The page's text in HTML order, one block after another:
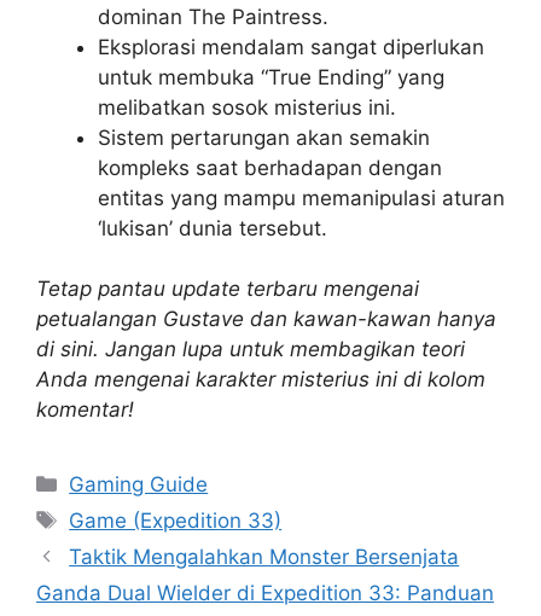
dominan The Paintress.
Eksplorasi mendalam sangat diperlukan
untuk membuka “True Ending” yang
melibatkan sosok misterius ini.
Sistem pertarungan akan semakin
kompleks saat berhadapan dengan
entitas yang mampu memanipulasi aturan
‘lukisan’ dunia tersebut.
Tetap pantau update terbaru mengenai
petualangan Gustave dan kawan-kawan hanya
di sini. Jangan lupa untuk membagikan teori
Anda mengenai karakter misterius ini di kolom
komentar!
Categories
Gaming Guide
Tags
Game (Expedition 33)
Taktik Mengalahkan Monster Bersenjata
Ganda Dual Wielder di Expedition 33: Panduan